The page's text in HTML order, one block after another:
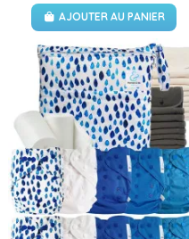
AJOUTER AU PANIER